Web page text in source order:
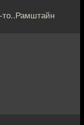
то..Рамштайн